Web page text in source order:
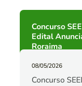
Concurso
Edital
Roraima
08/05/2026
Concurso